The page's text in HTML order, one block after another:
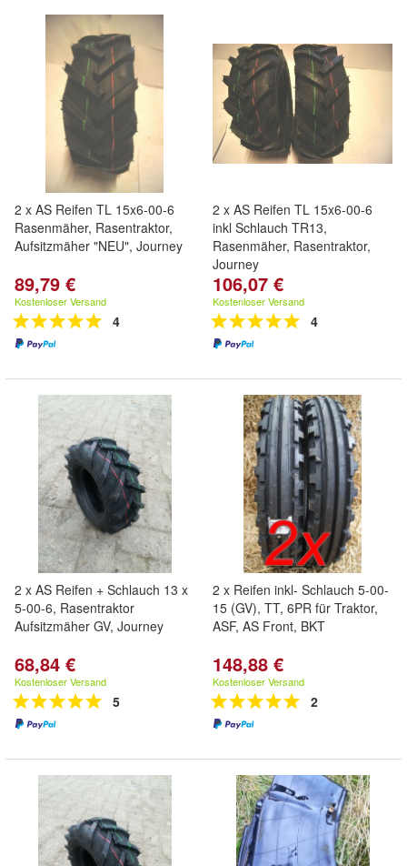
2 x AS Reifen TL 15x6-00-6
Rasenmäher, Rasentraktor,
Aufsitzmäher "NEU", Journey
89,79 €
Kostenloser Versand
4
2 x AS Reifen TL 15x6-00-6
inkl Schlauch TR13,
Rasenmäher, Rasentraktor,
Journey
106,07 €
Kostenloser Versand
4
2 x AS Reifen + Schlauch 13 x
5-00-6, Rasentraktor
Aufsitzmäher GV, Journey
68,84 €
Kostenloser Versand
5
2 x Reifen inkl- Schlauch 5-00-
15 (GV), TT, 6PR für Traktor,
ASF, AS Front, BKT
148,88 €
Kostenloser Versand
2